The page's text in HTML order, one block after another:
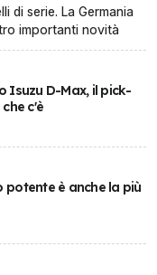
di serie. La Germania
importanti novità
Isuzu D-Max, il pick-
c'è
potente è anche la più